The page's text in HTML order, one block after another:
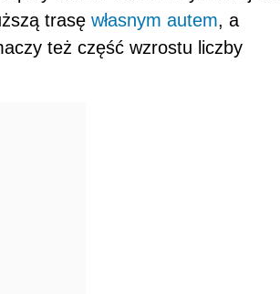
trasę własnym autem, a
też część wzrostu liczby